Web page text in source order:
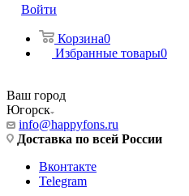
Войти
Корзина0
Избранные товары0
Ваш город
Югорск
info@happyfons.ru
Доставка по всей России
Вконтакте
Telegram